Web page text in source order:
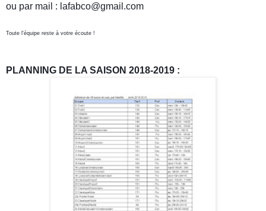
ou par mail : lafabco@gmail.com
Toute l'équipe reste à votre écoute !
PLANNING DE LA SAISON 2018-2019 :